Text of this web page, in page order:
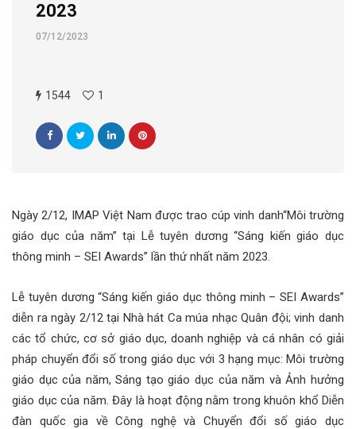
2023
07/12/2023
1544 1
Ngày 2/12, IMAP Việt Nam được trao cúp vinh danh“Môi trường
giáo dục của năm” tại Lễ tuyên dương “Sáng kiến giáo dục
thông minh – SEI Awards” lần thứ nhất năm 2023.
Lễ tuyên dương “Sáng kiến giáo dục thông minh – SEI Awards”
diễn ra ngày 2/12 tại Nhà hát Ca múa nhạc Quân đội; vinh danh
các tổ chức, cơ sở giáo dục, doanh nghiệp và cá nhân có giải
pháp chuyển đổi số trong giáo dục với 3 hạng mục: Môi trường
giáo dục của năm, Sáng tạo giáo dục của năm và Ảnh hưởng
giáo dục của năm. Đây là hoạt động nằm trong khuôn khổ Diễn
đàn quốc gia về Công nghệ và Chuyển đổi số giáo dục